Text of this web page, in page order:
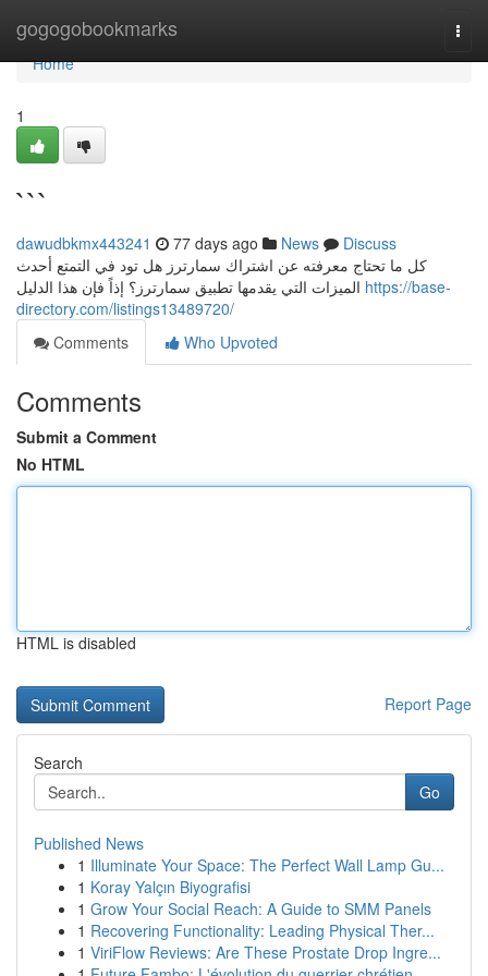
gogogobookmarks
Home
Home
1
```
dawudbkmx443241 77 days ago News
Discuss
كل ما تحتاج معرفته عن اشتراك سمارترز هل تود في التمتع أحدث
https://base-
directory.com/listings13489720/
Comments
Who Upvoted
Comments
Submit a Comment
No HTML
HTML is disabled
Report Page
Search
Go
Published News
1 Illuminate Your Space: The Perfect Wall Lamp Gu...
1 Koray Yalçın Biyografisi
1 Grow Your Social Reach: A Guide to SMM Panels
1 Recovering Functionality: Leading Physical Ther...
1 ViriFlow Reviews: Are These Prostate Drop Ingre...